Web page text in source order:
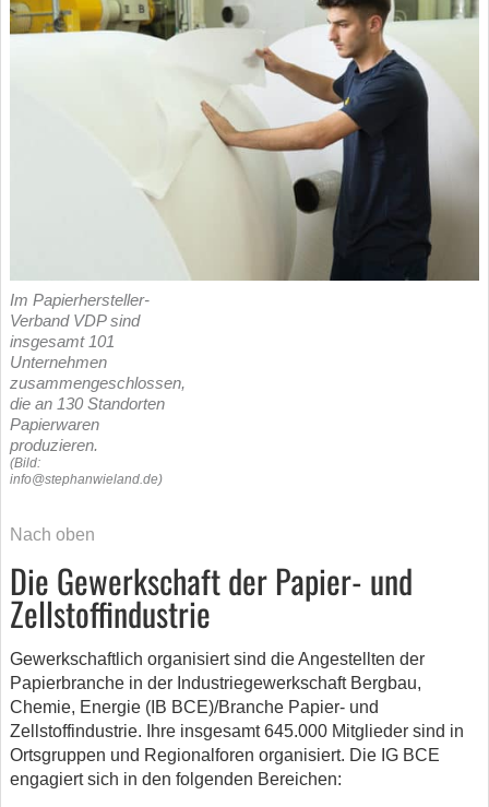
Im Papierhersteller-
Verband VDP sind
insgesamt 101
Unternehmen
zusammengeschlossen,
die an 130 Standorten
Papierwaren
produzieren.
(Bild:
info@stephanwieland.de)
Nach oben
Die Gewerkschaft der Papier- und
Zellstoffindustrie
Gewerkschaftlich organisiert sind die Angestellten der
Papierbranche in der Industriegewerkschaft Bergbau,
Chemie, Energie (IB BCE)/Branche Papier- und
Zellstoffindustrie. Ihre insgesamt 645.000 Mitglieder sind in
Ortsgruppen und Regionalforen organisiert. Die IG BCE
engagiert sich in den folgenden Bereichen: